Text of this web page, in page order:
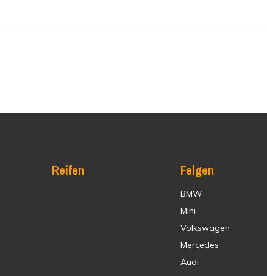
Reifen Felgen
BMW
Mini
Volkswagen
Mercedes
Audi